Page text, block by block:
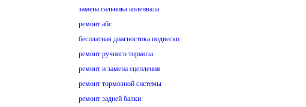
замена сальника коленвала
ремонт абс
бесплатная диагностика подвески
ремонт ручного тормоза
ремонт и замена сцепления
ремонт тормозной системы
ремонт задней балки